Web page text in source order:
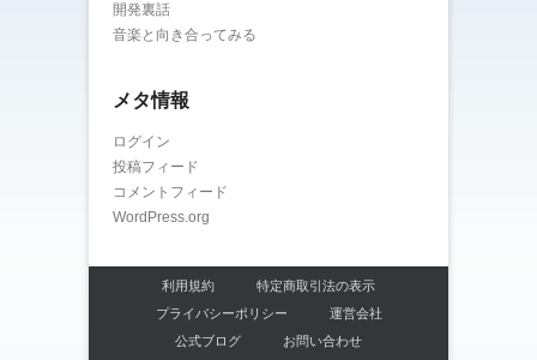
開発裏話
音楽と向き合ってみる
メタ情報
ログイン
投稿フィード
コメントフィード
WordPress.org
利用規約
特定商取引法の表示
プライバシーポリシー
運営会社
公式ブログ
お問い合わせ